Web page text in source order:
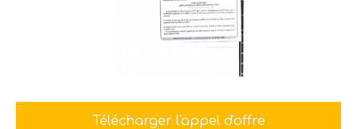
Télécharger l'appel d'offre